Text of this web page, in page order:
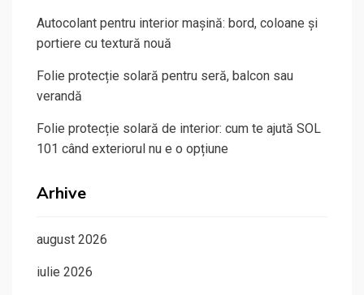
Autocolant pentru interior mașină: bord, coloane și
portiere cu textură nouă
Folie protecție solară pentru seră, balcon sau
verandă
Folie protecție solară de interior: cum te ajută SOL
101 când exteriorul nu e o opțiune
Arhive
august 2026
iulie 2026